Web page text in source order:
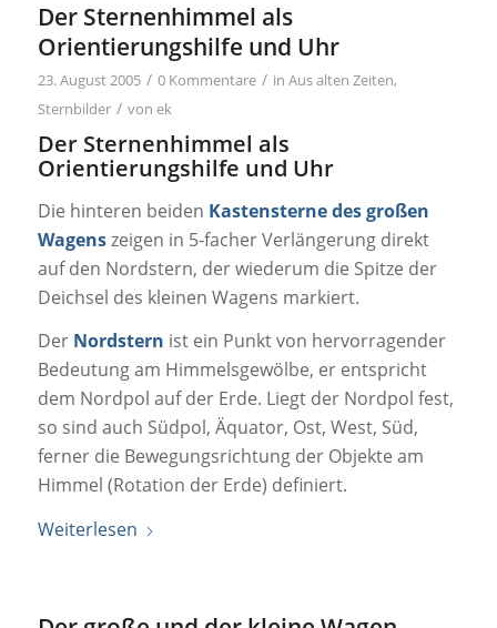
Der Sternenhimmel als
Orientierungshilfe und Uhr
23. August 2005 / 0 Kommentare / in Aus alten Zeiten,
Sternbilder / von ek
Der Sternenhimmel als
Orientierungshilfe und Uhr
Die hinteren beiden Kastensterne des großen
Wagenszeigen in 5-facher Verlängerung direkt
auf den Nordstern, der wiederum die Spitze der
Deichsel des kleinen Wagens markiert.
Der Nordstern ist ein Punkt von hervorragender
Bedeutung am Himmelsgewölbe, er entspricht
dem Nordpol auf der Erde. Liegt der Nordpol fest,
so sind auch Südpol, Äquator, Ost, West, Süd,
ferner die Bewegungsrichtung der Objekte am
Himmel (Rotation der Erde) definiert.
Weiterlesen